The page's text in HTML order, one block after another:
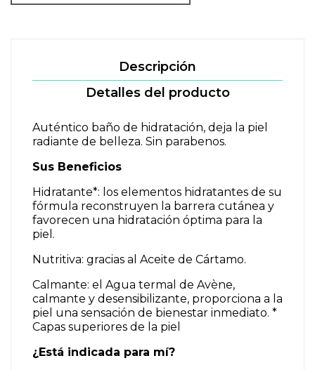
Descripción
Detalles del producto
Auténtico baño de hidratación, deja la piel
radiante de belleza. Sin parabenos.
Sus Beneficios
Hidratante*: los elementos hidratantes de su
fórmula reconstruyen la barrera cutánea y
favorecen una hidratación óptima para la
piel.
Nutritiva: gracias al Aceite de Cártamo.
Calmante: el Agua termal de Avène,
calmante y desensibilizante, proporciona a la
piel una sensación de bienestar inmediato. *
Capas superiores de la piel
¿Está indicada para mí?